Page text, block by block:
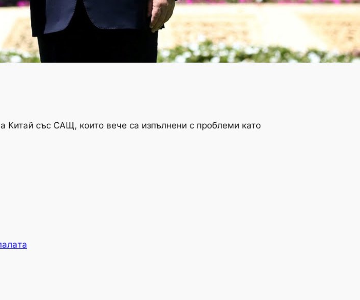
Китай със САЩ, които вече са изпълнени с проблеми като